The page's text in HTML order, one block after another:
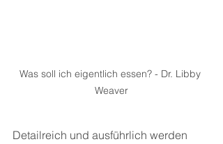
Was soll ich eigentlich essen? - Dr. Libby
Weaver
Detailreich und ausführlich werden